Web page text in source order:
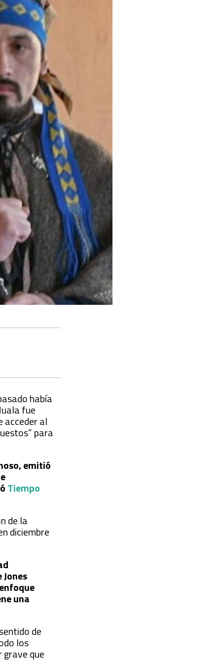
había
fue
acceder al
para
emitió
Tiempo
de la
diciembre
una
de
los
grave que